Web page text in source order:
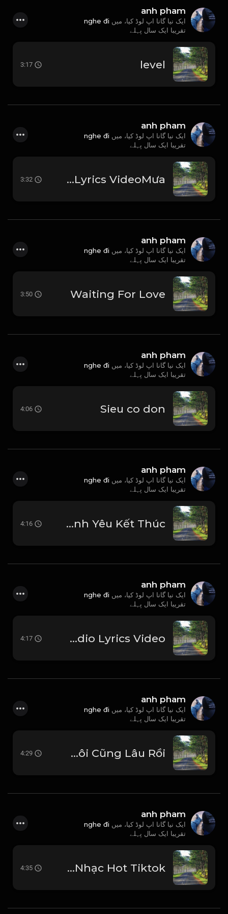
anh pham
ایک نیا گانا اپ لوڈ کیا، میں nghe đi
تقریبا ایک سال پہلے
level
anh pham
ایک نیا گانا اپ لوڈ کیا، میں nghe đi
تقریبا ایک سال پہلے
utomp3.com - Chờ Ngày Mưa Tan Noo Phước ThịnhOfficial Lyrics VideoMưa
anh pham
ایک نیا گانا اپ لوڈ کیا، میں nghe đi
تقریبا ایک سال پہلے
Waiting For Love
anh pham
ایک نیا گانا اپ لوڈ کیا، میں nghe đi
تقریبا ایک سال پہلے
Sieu co don
anh pham
ایک نیا گانا اپ لوڈ کیا، میں nghe đi
تقریبا ایک سال پہلے
Nhạc Remix _ Nơi Tình Yêu Kết Thúc
anh pham
ایک نیا گانا اپ لوڈ کیا، میں nghe đi
تقریبا ایک سال پہلے
utomp3.com - Em Hát Ai Nghe OrangeCukak Remix Audio Lyrics Video
anh pham
ایک نیا گانا اپ لوڈ کیا، میں nghe đi
تقریبا ایک سال پہلے
utomp3.com - Thay Tôi Yêu Cô Ấy Thanh Hưng Lucy Remix Người Ấy Vì Thương Tôi Chờ Đợi Tôi Cũng Lâu Rồi
anh pham
ایک نیا گانا اپ لوڈ کیا، میں nghe đi
تقریبا ایک سال پہلے
utomp3.com - Đơn Giản Anh Yêu Em Hồ Quốc Việt Lyric Video Nhạc Hot Tiktok